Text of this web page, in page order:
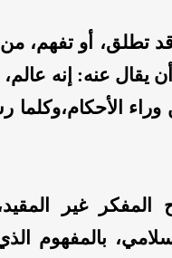
قد تطلق، أو تفهم،
يقال عنه: إنه
الأحكام،وكلما
غير المقيد،
بالمفهوم